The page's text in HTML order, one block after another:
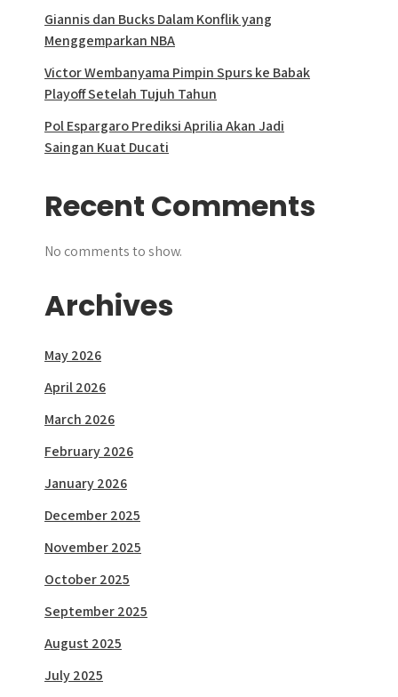
Giannis dan Bucks Dalam Konflik yang
Menggemparkan NBA
Victor Wembanyama Pimpin Spurs ke Babak
Playoff Setelah Tujuh Tahun
Pol Espargaro Prediksi Aprilia Akan Jadi
Saingan Kuat Ducati
Recent Comments
No comments to show.
Archives
May 2026
April 2026
March 2026
February 2026
January 2026
December 2025
November 2025
October 2025
September 2025
August 2025
July 2025